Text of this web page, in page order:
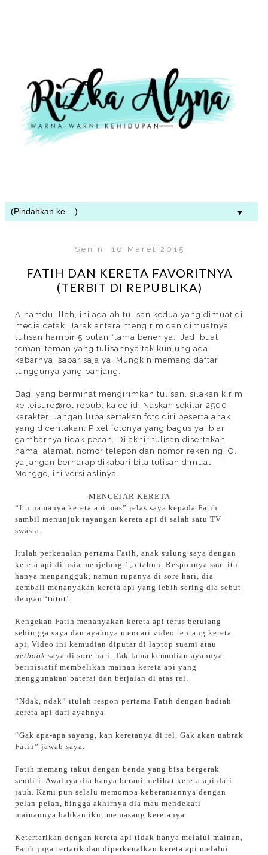
▼
Senin, 16 Maret 2015
FATIH DAN KERETA FAVORITNYA
(TERBIT DI REPUBLIKA)
Alhamdulillah, ini adalah tulisan kedua yang dimuat di
media cetak. Jarak antara mengirim dan dimuatnya
tulisan hampir 5 bulan *lama bener ya. Jadi buat
teman-teman yang tulisannya tak kunjung ada
kabarnya, sabar saja ya. Mungkin memang daftar
tunggunya yang panjang.
Bagi yang berminat mengirimkan tulisan, silakan kirim
ke leisure@rol.republika.co.id. Naskah sekitar 2500
karakter. Jangan lupa sertakan foto diri beserta anak
yang diceritakan. Pixel fotonya yang bagus ya, biar
gambarnya tidak pecah. Di akhir tulisan disertakan
nama, alamat, nomor telepon dan nomor rekening, O,
ya jangan berharap dikabari bila tulisan dimuat.
Monggo, ini versi aslinya.
MENGEJAR KERETA
“Itu namanya kereta api mas” jelas saya kepada Fatih
sambil menunjuk tayangan kereta api di salah satu TV
swasta.
Itulah perkenalan pertama Fatih, anak sulung saya dengan
kereta api di usia menjelang 1,5 tahun. Responnya saat itu
hanya mengangguk, namun rupanya di sore hari, dia
kembali menanyakan kereta api yang lebih sering dia sebut
dengan ‘tutut’.
Rengekan Fatih menanyakan kereta api terus berulang
sehingga saya dan ayahnya mencari video tentang kereta
api. Video ini kemudian diputar di laptop suami atau
netbook saya di sore hari. Tak lama kemudian ayahnya
berinisiatif membelikan mainan kereta api yang
menggunakan baterai dan berjalan di atas rel.
“Ndak, ndak” itulah respon pertama Fatih dengan hadiah
kereta api dari ayahnya.
“Gak apa-apa sayang, kan keretanya di rel. Gak akan nabrak
Fatih” jawab saya.
Fatih memang takut dengan benda yang bisa bergerak
sendiri. Awalnya dia hanya berani melihat kereta api dari
jauh. Kami pun selalu memompa keberaniannya dengan
pelan-pelan, hingga akhirnya dia mau mendekati
mainannya bahkan ikut memasang keretanya.
Ketertarikan dengan kereta api tidak hanya melalui mainan,
Fatih juga tertarik dan diperkenalkan kereta api melalui